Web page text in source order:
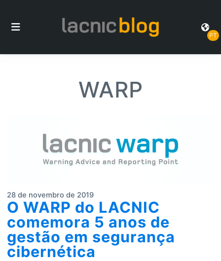
PT
WARP
28 de novembro de 2019
O WARP do LACNIC
comemora 5 anos de
gestão em segurança
cibernética